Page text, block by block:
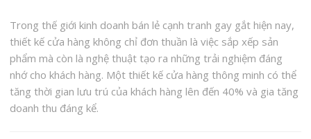
Trong thế giới kinh doanh bán lẻ cạnh tranh gay gắt hiện nay,
thiết kế cửa hàng không chỉ đơn thuần là việc sắp xếp sản
phẩm mà còn là nghệ thuật tạo ra những trải nghiệm đáng
nhớ cho khách hàng. Một thiết kế cửa hàng thông minh có thể
tăng thời gian lưu trú của khách hàng lên đến 40% và gia tăng
doanh thu đáng kể.